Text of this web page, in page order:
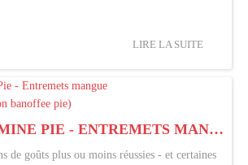
LIRE LA SUITE
MANGO-JASMINE PIE - ENTREMETS MANGUE JASMIN (FAÇON BANOFFEE PIE)
de goûts plus ou moins réussies - et certaines